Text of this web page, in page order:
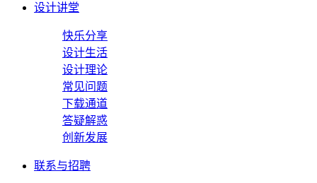
设计讲堂
快乐分享
设计生活
设计理论
常见问题
下载通道
答疑解惑
创新发展
联系与招聘